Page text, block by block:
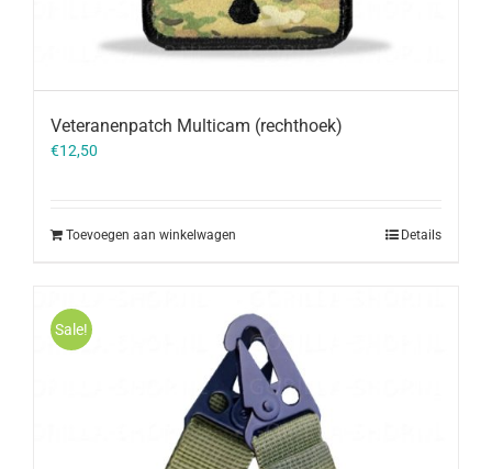
Veteranenpatch Multicam (rechthoek)
€12,50
Toevoegen aan winkelwagen Details
Sale!